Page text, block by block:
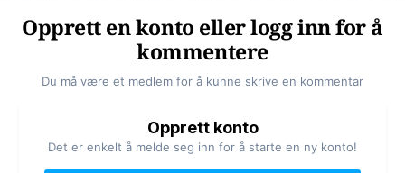
Opprett en konto eller logg inn for å
kommentere
Du må være et medlem for å kunne skrive en kommentar
Opprett konto
Det er enkelt å melde seg inn for å starte en ny konto!